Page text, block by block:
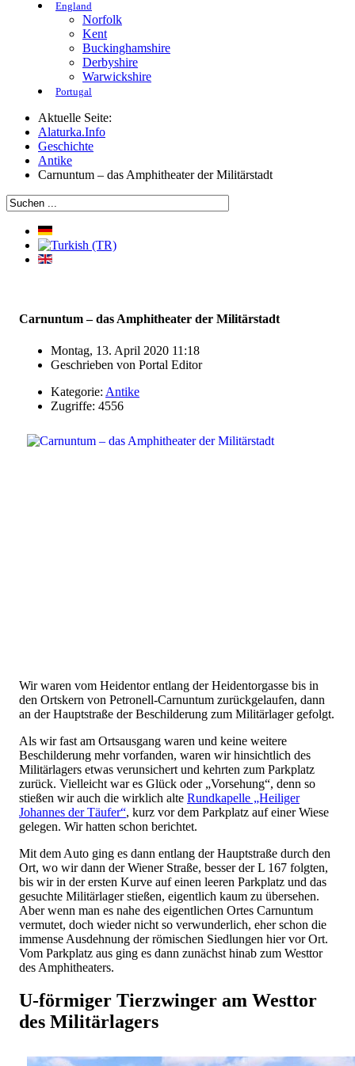
England
Norfolk
Kent
Buckinghamshire
Derbyshire
Warwickshire
Portugal
Aktuelle Seite:
Alaturka.Info
Geschichte
Antike
Carnuntum – das Amphitheater der Militärstadt
Carnuntum – das Amphitheater der Militärstadt
Montag, 13. April 2020 11:18
Geschrieben von Portal Editor
Kategorie: Antike
Zugriffe: 4556
Wir waren vom Heidentor entlang der Heidentorgasse bis in
den Ortskern von Petronell-Carnuntum zurückgelaufen, dann
an der Hauptstraße der Beschilderung zum Militärlager gefolgt.
Als wir fast am Ortsausgang waren und keine weitere
Beschilderung mehr vorfanden, waren wir hinsichtlich des
Militärlagers etwas verunsichert und kehrten zum Parkplatz
zurück. Vielleicht war es Glück oder „Vorsehung“, denn so
stießen wir auch die wirklich alte Rundkapelle „Heiliger
Johannes der Täufer“, kurz vor dem Parkplatz auf einer Wiese
gelegen. Wir hatten schon berichtet.
Mit dem Auto ging es dann entlang der Hauptstraße durch den
Ort, wo wir dann der Wiener Straße, besser der L 167 folgten,
bis wir in der ersten Kurve auf einen leeren Parkplatz und das
gesuchte Militärlager stießen, eigentlich kaum zu übersehen.
Aber wenn man es nahe des eigentlichen Ortes Carnuntum
vermutet, doch wieder nicht so verwunderlich, eher schon die
immense Ausdehnung der römischen Siedlungen hier vor Ort.
Vom Parkplatz aus ging es dann zunächst hinab zum Westtor
des Amphitheaters.
U-förmiger Tierzwinger am Westtor
des Militärlagers